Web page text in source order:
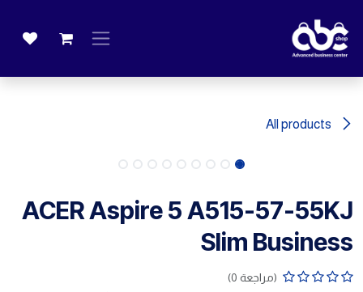
All products
ACER Aspire 5 A515-57-55KJ
Slim Business
(مراجعة 0)